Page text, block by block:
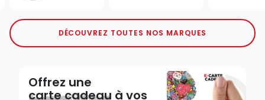
DÉCOUVREZ TOUTES NOS MARQUES
Offrez une
carte cadeau à vos